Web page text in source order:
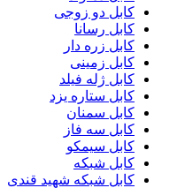
کابل دو زوجی
کابل رسانا
کابل زره دار
کابل زمینی
کابل ژله فیلد
کابل ستاره یزد
کابل سمنان
کابل سه فاز
کابل سیمکو
کابل شبکه
کابل شبکه شهید قندی